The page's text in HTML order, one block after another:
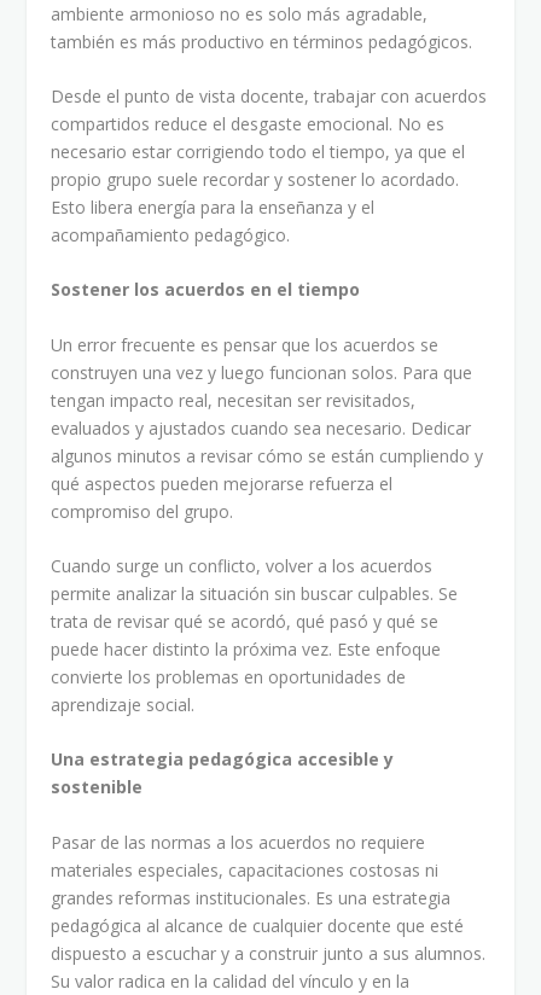
ambiente armonioso no es solo más agradable,
también es más productivo en términos pedagógicos.
Desde el punto de vista docente, trabajar con acuerdos
compartidos reduce el desgaste emocional. No es
necesario estar corrigiendo todo el tiempo, ya que el
propio grupo suele recordar y sostener lo acordado.
Esto libera energía para la enseñanza y el
acompañamiento pedagógico.
Sostener los acuerdos en el tiempo
Un error frecuente es pensar que los acuerdos se
construyen una vez y luego funcionan solos. Para que
tengan impacto real, necesitan ser revisitados,
evaluados y ajustados cuando sea necesario. Dedicar
algunos minutos a revisar cómo se están cumpliendo y
qué aspectos pueden mejorarse refuerza el
compromiso del grupo.
Cuando surge un conflicto, volver a los acuerdos
permite analizar la situación sin buscar culpables. Se
trata de revisar qué se acordó, qué pasó y qué se
puede hacer distinto la próxima vez. Este enfoque
convierte los problemas en oportunidades de
aprendizaje social.
Una estrategia pedagógica accesible y
sostenible
Pasar de las normas a los acuerdos no requiere
materiales especiales, capacitaciones costosas ni
grandes reformas institucionales. Es una estrategia
pedagógica al alcance de cualquier docente que esté
dispuesto a escuchar y a construir junto a sus alumnos.
Su valor radica en la calidad del vínculo y en la